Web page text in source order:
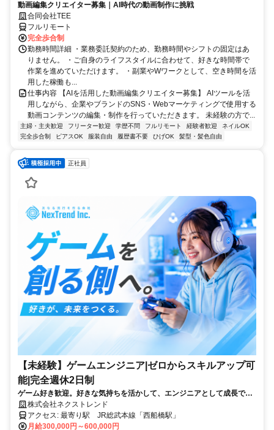
動画編集クリエイター募集｜AI時代の動画制作に挑戦
合同会社TEE
フルリモート
完全歩合制
勤務時間詳細 ・業務委託契約のため、勤務時間やシフトの固定はあ
りません。 ・ご自身のライフスタイルに合わせて、好きな時間帯で
作業を進めていただけます。 ・副業やWワークとして、空き時間を活
用した稼働も...
仕事内容 【AIを活用した動画編集クリエイター募集】 AIツールを活
用しながら、企業やブランドのSNS・Webマーケティングで使用する
動画コンテンツの編集・制作を行っていただきます。 未経験の方で...
主婦・主夫歓迎 フリーター歓迎 学歴不問 フルリモート 経験者歓迎
ネイルOK
完全歩合制
ピアスOK 服装自由 履歴書不要 ひげOK 髪型・髪色自由
正社員
【未経験】ゲームエンジニア|ゼロからスキルアップ可
能|完全週休2日制
ゲーム好き歓迎。好きな気持ちを活かして、エンジニアとして成長でき
る環境です。
株式会社ネクストレンド
アクセス: 最寄り駅 JR総武本線「西船橋駅」
月給300,000円～600,000円